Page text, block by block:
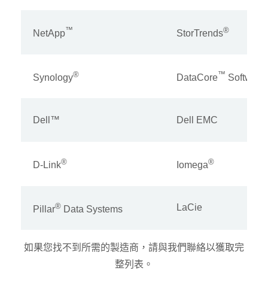
NetApp™ StorTrends®
Synology® DataCore™ Software
Dell™ Dell EMC
D-Link® Iomega®
Pillar® Data Systems LaCie
如果您找不到所需的製造商，請與我們聯絡以獲取完
整列表。